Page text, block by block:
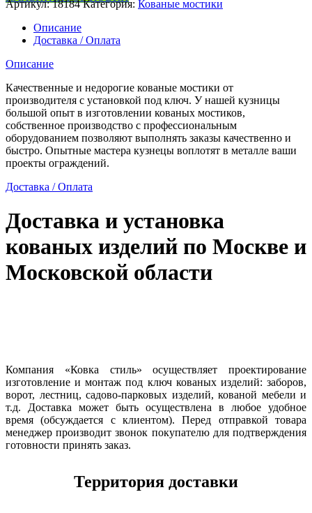
мостик
на
дачу
Артикул:18184 Категория: Кованые мостики
Описание
Доставка / Оплата
Описание
Качественные и недорогие кованые мостики от
производителя с установкой под ключ. У нашей кузницы
большой опыт в изготовлении кованых мостиков,
собственное производство с профессиональным
оборудованием позволяют выполнять заказы качественно и
быстро. Опытные мастера кузнецы воплотят в металле ваши
проекты ограждений.
Доставка / Оплата
Доставка и установка
кованых изделий по Москве и
Московской области
Компания «Ковка стиль» осуществляет проектирование
изготовление и монтаж под ключ кованых изделий: заборов,
ворот, лестниц, садово-парковых изделий, кованой мебели и
т.д. Доставка может быть осуществлена в любое удобное
время (обсуждается с клиентом). Перед отправкой товара
менеджер производит звонок покупателю для подтверждения
готовности принять заказ.
Территория доставки